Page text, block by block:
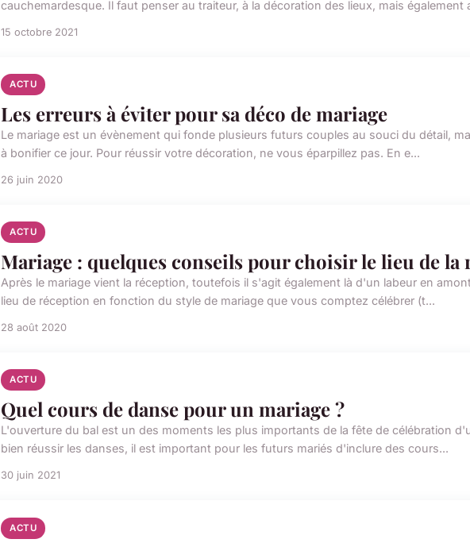
cauchemardesque. Il faut penser au traiteur, à la décoration des lieux, mais également
15 octobre 2021
ACTU
Les erreurs à éviter pour sa déco de mariage
Le mariage est un évènement qui fonde plusieurs futurs couples au souci du détail,
à bonifier ce jour. Pour réussir votre décoration, ne vous éparpillez pas. En e...
26 juin 2020
ACTU
Mariage : quelques conseils pour choisir le lieu de la
Après le mariage vient la réception, toutefois il s'agit également là d'un labeur en
lieu de réception en fonction du style de mariage que vous comptez célébrer (t...
28 août 2020
ACTU
Quel cours de danse pour un mariage ?
L'ouverture du bal est un des moments les plus importants de la fête de célébration
bien réussir les danses, il est important pour les futurs mariés d'inclure des cours...
30 juin 2021
ACTU